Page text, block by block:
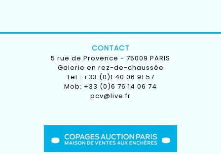
CONTACT
5 rue de Provence - 75009 PARIS
Galerie en rez-de-chaussée
Tel.: +33 (0)1 40 06 91 57
Mob: +33 (0)6 76 14 06 74
pcv@live.fr